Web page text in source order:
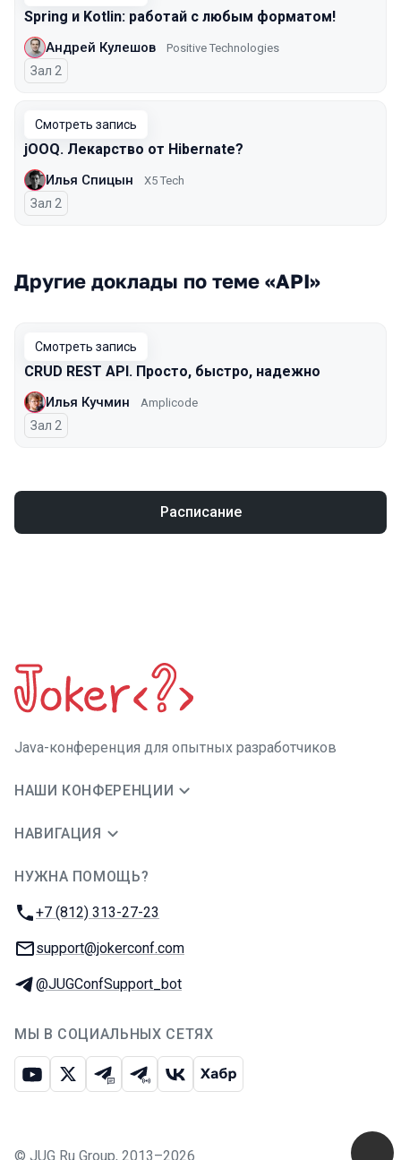
Spring и Kotlin: работай с любым форматом!
Андрей Кулешов Positive Technologies
Зал 2
Смотреть запись
jOOQ. Лекарство от Hibernate?
Илья Спицын X5 Tech
Зал 2
Другие доклады по теме «API»
Смотреть запись
CRUD REST API. Просто, быстро, надежно
Илья Кучмин Amplicode
Зал 2
Расписание
Java-конференция для опытных разработчиков
НАШИ КОНФЕРЕНЦИИ
НАВИГАЦИЯ
НУЖНА ПОМОЩЬ?
Телефон:
+7 (812) 313-27-23
E-mail:
support@jokerconf.com
Телеграм:
@JUGConfSupport_bot
МЫ В СОЦИАЛЬНЫХ СЕТЯХ
ЮтубИкс Телеграм-чат
Телеграм-канал
ВКонтакте
Хабр
© JUG Ru Group, 2013–2026